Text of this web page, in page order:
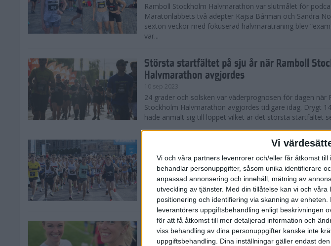
Vi
Vi och våra partners levenrorer och/eller får åtkomst
behandlar personuppgifter, såsom unika identifierare
anpassad annonsering och innehåll, mätning av
utveckling av tjänster. Med din tillåtelse kan vi och
positionering och identifiering via skanning av
leverantörers uppgiftsbehandling enligt beskrivningen
för att få åtkomst till mer detaljerad information och
viss behandling av dina personuppgifter kanske inte
uppgiftsbehandling. Dina inställningar gäller endast
Ramboll Stockholm Halvmarathon var slutmålet för
Maratonlabbets två adepter Kajsa Bårman och Sandra
sexton veckor med fokuserad halvmaraträning blev
var...
Största startfältet på sju år när Ramboll
Halvmarathon avgjordes
10 sep 2023
24 grader och solsken var väderprognosen för dagen när
Stockholm Halvmarathon avgjordes tidigare idag. Drygt
hade anmält sig till loppet vilket är det största startfältet
Nytt banrekord signerat Diego Estrada när
Stockholm Halvmarathon avgjordes
10 sep 2023
Det var ett varmt Stockholm som välkomnade löparna i
Stockholm Halvmarathon, men trots värmen så
fina tider. På herrsidan tog amerikanen Diego Estrada
Kajsa och Sandra redo för Ramboll
Halvmarathon